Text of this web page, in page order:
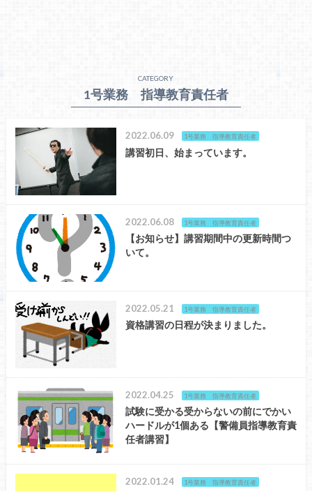
CATEGORY
1号業務 指導教育責任者
2022.06.09 1号業務 指導教育責任者
講習初日、始まっています。
2022.06.08 1号業務 指導教育責任者
【お知らせ】講習期間中の更新時間つ
いて。
2022.05.21 1号業務 指導教育責任者
資格講習の日程が決まりました。
2022.04.25 1号業務 指導教育責任者
試験に受かる受からないの前にでかい
ハードルが1個ある【警備員指導教育責
任者講習】
2022.01.24 1号業務 指導教育責任者